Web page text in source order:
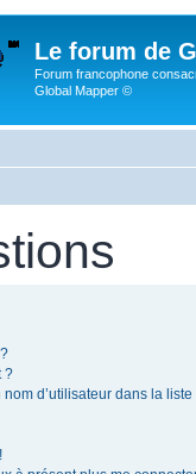
Le forum de
Forum francophone
Global Mapper ©
?
d’utilisateur dans la liste